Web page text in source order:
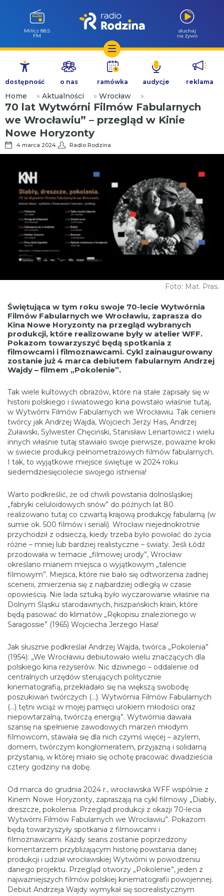
Przejdź
treści
Milicz 88.5
FM
słuchaj
na żywo
dostępność o nas ramówka audycje reklama
Home » Aktualności » Wrocław »
70 lat Wytwórni Filmów Fabularnych
we Wrocławiu” – przegląd w Kinie
Nowe Horyzonty
4 marca 2024 Radio Rodzina
Foto: Mat. Pras.
Świętująca w tym roku swoje 70-lecie Wytwórnia
Filmów Fabularnych we Wrocławiu, zaprasza do
Kina Nowe Horyzonty na przegląd wybranych
produkcji, które realizowane były w atelier WFF.
Pokazom towarzyszyć będą spotkania z
filmowcami i filmoznawcami. Cykl zainaugurowany
zostanie już 4 marca debiutem fabularnym Andrzej
Wajdy – filmem „Pokolenie”.
Tak wiele kultowych obrazów, które na stałe zapisały się w
historii polskiego i światowego kina powstało właśnie tutaj,
w Wytwórni Filmów Fabularnych we Wrocławiu. Tak cenieni
twórcy jak Andrzej Wajda, Wojciech Jerzy Has, Andrzej
Żuławski, Sylwester Chęciński, Stanisław Lenartowicz i wielu
innych właśnie tutaj stawiało swoje pierwsze, poważne kroki
w świecie produkcji pełnometrażowych filmów fabularnych.
I tak, to wyjątkowe miejsce świętuje w 2024 roku
siedemdziesięciolecie swojego istnienia!
Warto podkreślić, że od chwili powstania dolnośląskiej
„fabryki celuloidowych snów” do późnych lat 80.
realizowano tutaj co czwartą krajową produkcję fabularną (w
sumie ok. 500 filmów i seriali). Wrocław niejednokrotnie
przychodził z odsieczą, kiedy trzeba było powołać do życia
różne – mniej lub bardziej realistyczne – światy. Jeśli Łódź
przodowała w temacie „filmowej urody”, Wrocław
określano mianem miejsca o wyjątkowym „talencie
filmowym”. Miejsca, które nie bało się odtworzenia żadnej
scenerii, zmierzenia się z najbardziej odległą w czasie
opowieścią. Nie lada sztuką było wyczarowanie właśnie na
Dolnym Śląsku starodawnych, hiszpańskich krain, które
będą pasować do klimatów „Rękopisu znalezionego w
Saragossie” (1965) Wojciecha Jerzego Hasa!
Jak słusznie podkreślał Andrzej Wajda, twórca „Pokolenia”
(1954): „We Wrocławiu debiutowało wielu znaczących dla
polskiego kina reżyserów. Nic dziwnego – oddalenie od
centralnych urzędów sterujących politycznie
kinematografią, przekładało się na większą swobodę
poszukiwań twórczych (…). Wytwórnia Filmów Fabularnych
(…) tętni wciąż w mojej pamięci urokiem młodości oraz
niepowtarzalną, twórczą energią”. Wytwórnia dawała
szansę na spełnienie zawodowych marzeń młodym
filmowcom, stawała się dla nich czymś więcej – azylem,
domem, twórczym konglomeratem, przyjazną i solidarną
przystanią, w której miało się ochotę pracować dwadzieścia
cztery godziny na dobę.
Od marca do grudnia 2024 r., wrocławska WFF wspólnie z
Kinem Nowe Horyzonty, zapraszają na cykl filmowy „Diabły,
dreszcze, pokolenia. Przegląd produkcji z okazji 70-lecia
Wytwórni Filmów Fabularnych we Wrocławiu”. Pokazom
będą towarzyszyły spotkania z filmowcami i
filmoznawcami. Każdy seans zostanie poprzedzony
komentarzem przybliżającym historię powstania danej
produkcji i udział wrocławskiej Wytwórni w powodzeniu
danego projektu. Przegląd otworzy „Pokolenie”, jeden z
najważniejszych filmów polskiej kinematografii powojennej.
Debiut Andrzeja Wajdy wymykał się socrealistycznym